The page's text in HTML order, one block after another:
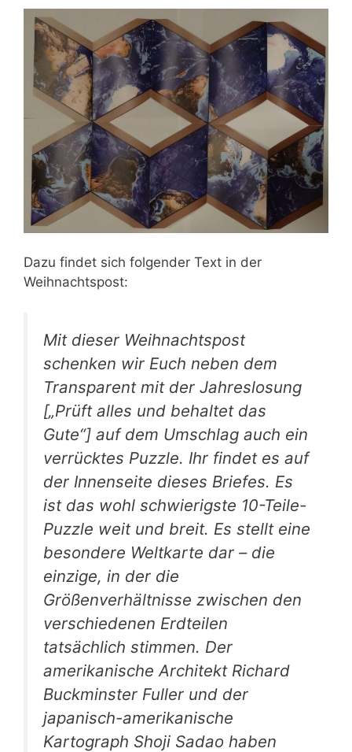
Dazu findet sich folgender Text in der
Weihnachtspost:
Mit dieser Weihnachtspost
schenken wir Euch neben dem
Transparent mit der Jahreslosung
[„Prüft alles und behaltet das
Gute“] auf dem Umschlag auch ein
verrücktes Puzzle. Ihr findet es auf
der Innenseite dieses Briefes. Es
ist das wohl schwierigste 10-Teile-
Puzzle weit und breit. Es stellt eine
besondere Weltkarte dar – die
einzige, in der die
Größenverhältnisse zwischen den
verschiedenen Erdteilen
tatsächlich stimmen. Der
amerikanische Architekt Richard
Buckminster Fuller und der
japanisch-amerikanische
Kartograph Shoji Sadao haben